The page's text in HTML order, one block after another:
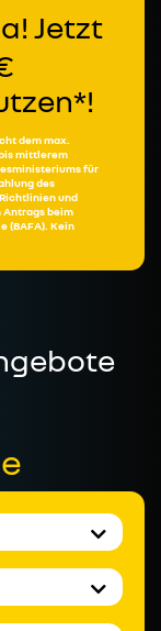
Jetzt
dem max.
mittlerem
für
des
und
Antrags beim
(BAFA). Kein